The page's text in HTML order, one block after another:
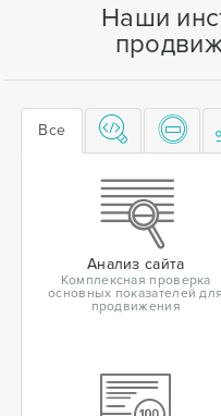
Наши
Все
Анализ сайта
Комплексная проверка
основных показателей для
продвижения